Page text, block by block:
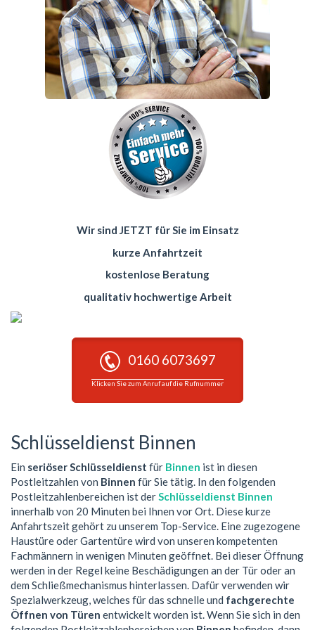
Wir sind JETZT für Sie im Einsatz
kurze Anfahrtzeit
kostenlose Beratung
qualitativ hochwertige Arbeit
0160 6073697
Klicken Sie zum Anruf auf die Rufnummer
Schlüsseldienst Binnen
Ein seriöser Schlüsseldienst für Binnen ist in diesen
Postleitzahlen von Binnen für Sie tätig. In den folgenden
Postleitzahlenbereichen ist derSchlüsseldienst Binnen
innerhalb von 20 Minuten bei Ihnen vor Ort. Diese kurze
Anfahrtszeit gehört zu unserem Top-Service. Eine zugezogene
Haustüre oder Gartentüre wird von unseren kompetenten
Fachmännern in wenigen Minuten geöffnet. Bei dieser Öffnung
werden in der Regel keine Beschädigungen an der Tür oder an
dem Schließmechanismus hinterlassen. Dafür verwenden wir
Spezialwerkzeug, welches für das schnelle und fachgerechte
Öffnen von Türen entwickelt worden ist. Wenn Sie sich in den